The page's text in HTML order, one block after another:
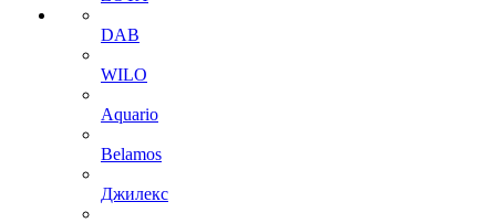
DAB
WILO
Aquario
Belamos
Джилекс